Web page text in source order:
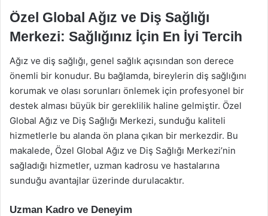
Özel Global Ağız ve Diş Sağlığı
Merkezi: Sağlığınız İçin En İyi Tercih
Ağız ve diş sağlığı, genel sağlık açısından son derece
önemli bir konudur. Bu bağlamda, bireylerin diş sağlığını
korumak ve olası sorunları önlemek için profesyonel bir
destek alması büyük bir gereklilik haline gelmiştir. Özel
Global Ağız ve Diş Sağlığı Merkezi, sunduğu kaliteli
hizmetlerle bu alanda ön plana çıkan bir merkezdir. Bu
makalede, Özel Global Ağız ve Diş Sağlığı Merkezi’nin
sağladığı hizmetler, uzman kadrosu ve hastalarına
sunduğu avantajlar üzerinde durulacaktır.
Uzman Kadro ve Deneyim